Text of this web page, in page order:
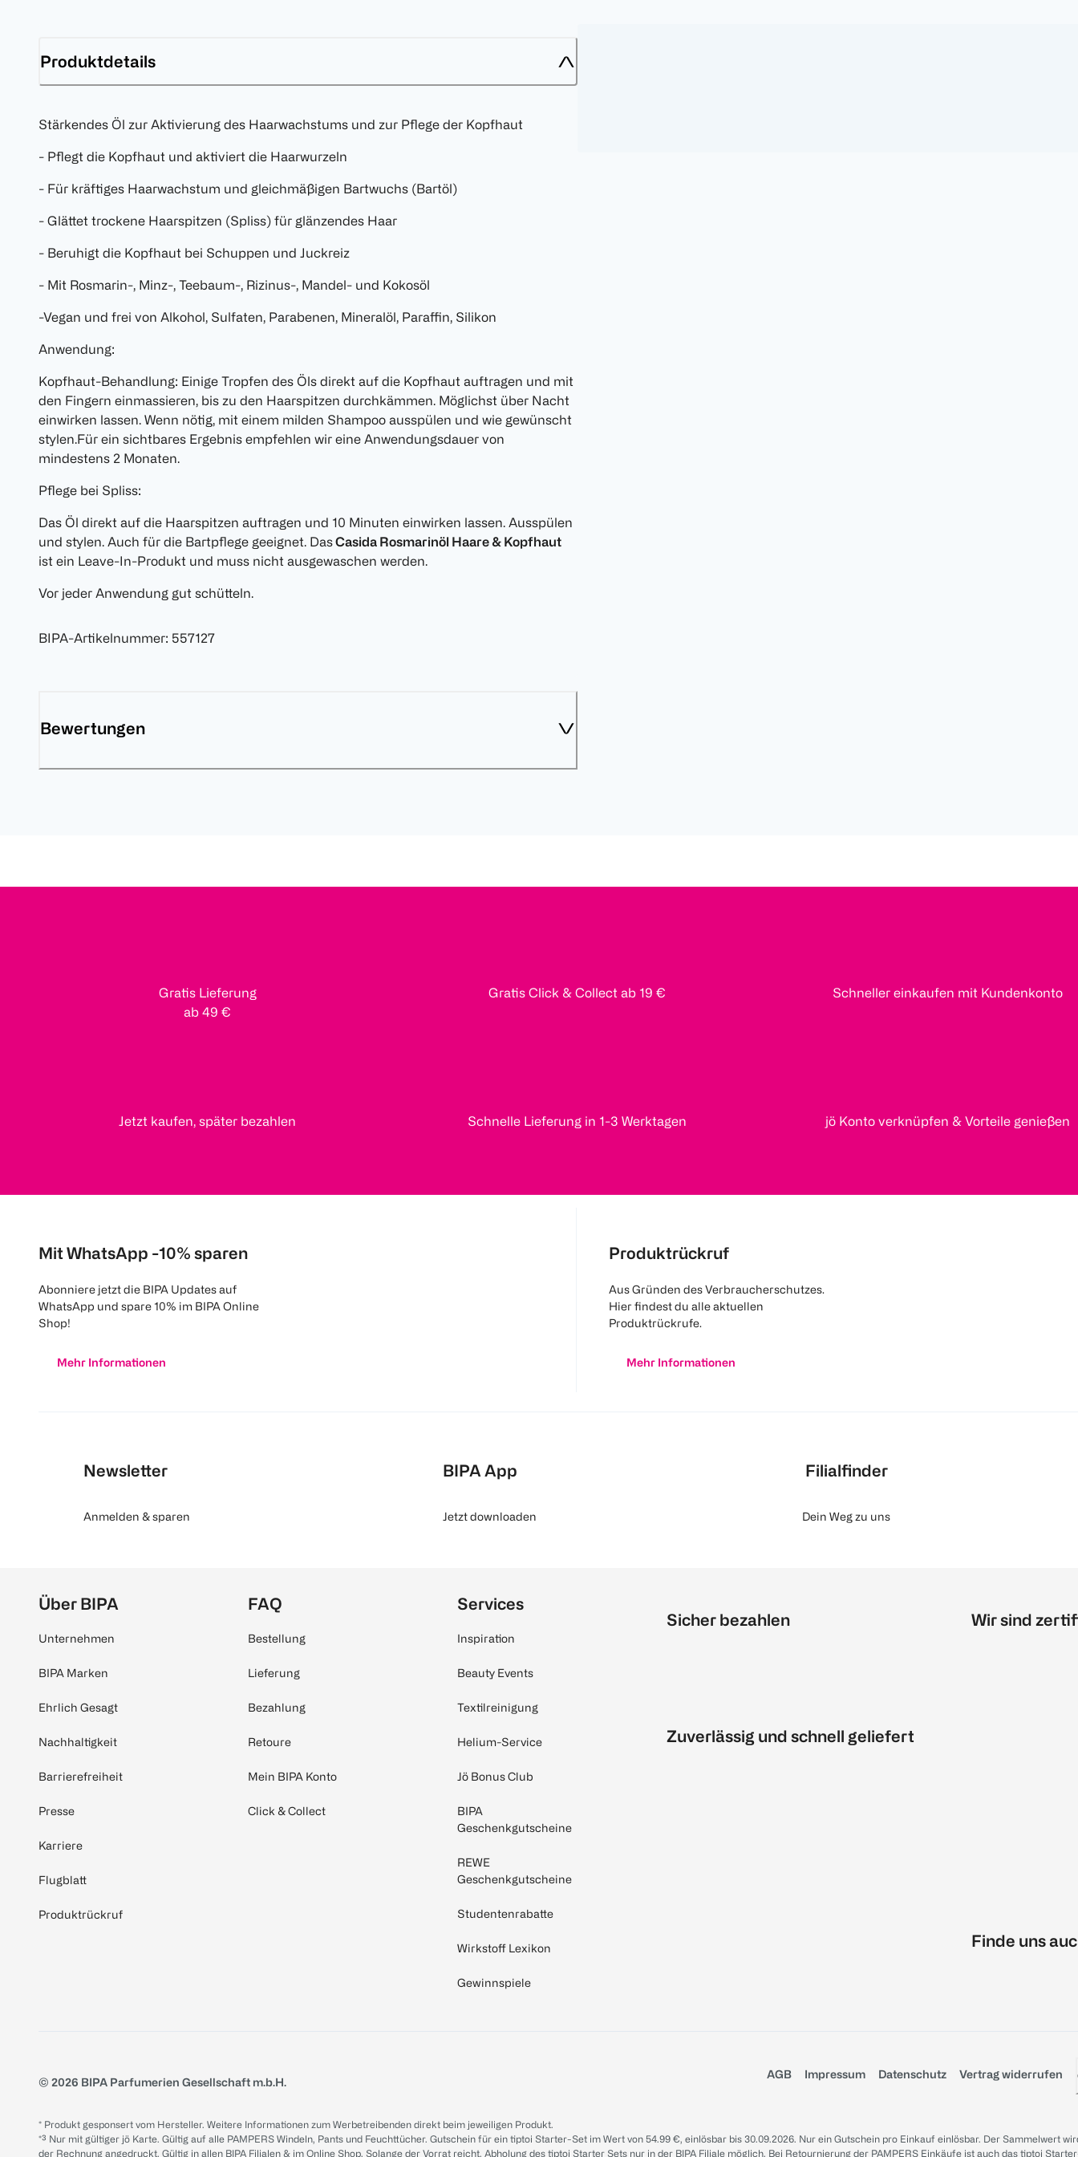
Produktdetails
Stärkendes Öl zur Aktivierung des Haarwachstums und zur Pflege der Kopfhaut
- Pflegt die Kopfhaut und aktiviert die Haarwurzeln
- Für kräftiges Haarwachstum und gleichmäßigen Bartwuchs (Bartöl)
- Glättet trockene Haarspitzen (Spliss) für glänzendes Haar
- Beruhigt die Kopfhaut bei Schuppen und Juckreiz
- Mit Rosmarin-, Minz-, Teebaum-, Rizinus-, Mandel- und Kokosöl
-Vegan und frei von Alkohol, Sulfaten, Parabenen, Mineralöl, Paraffin, Silikon
Anwendung:
Kopfhaut-Behandlung: Einige Tropfen des Öls direkt auf die Kopfhaut auftragen und mit
den Fingern einmassieren, bis zu den Haarspitzen durchkämmen. Möglichst über Nacht
einwirken lassen. Wenn nötig, mit einem milden Shampoo ausspülen und wie gewünscht
stylen.Für ein sichtbares Ergebnis empfehlen wir eine Anwendungsdauer von
mindestens 2 Monaten.
Pflege bei Spliss:
Das Öl direkt auf die Haarspitzen auftragen und 10 Minuten einwirken lassen. Ausspülen
und stylen. Auch für die Bartpflege geeignet. DasCasida Rosmarinöl Haare & Kopfhaut
ist ein Leave-In-Produkt und muss nicht ausgewaschen werden.
Vor jeder Anwendung gut schütteln.
BIPA-Artikelnummer: 557127
Bewertungen
Gratis Lieferung
ab 49 €
Gratis Click & Collect ab 19 € Schneller einkaufen mit Kundenkonto
Jetzt kaufen, später bezahlen Schnelle Lieferung in 1-3 Werktagen jö Konto verknüpfen & Vorteile genießen
Mit WhatsApp -10% sparen
Abonniere jetzt die BIPA Updates auf
WhatsApp und spare 10% im BIPA Online
Shop!
Mehr Informationen
Produktrückruf
Aus Gründen des Verbraucherschutzes.
Hier findest du alle aktuellen
Produktrückrufe.
Mehr Informationen
Newsletter
Anmelden & sparen
BIPA App
Jetzt downloaden
Filialfinder
Dein Weg zu uns
Über BIPA
Unternehmen
BIPA Marken
Ehrlich Gesagt
Nachhaltigkeit
Barrierefreiheit
Presse
Karriere
Flugblatt
Produktrückruf
FAQ
Bestellung
Lieferung
Bezahlung
Retoure
Mein BIPA Konto
Click & Collect
Services
Inspiration
Beauty Events
Textilreinigung
Helium-Service
Jö Bonus Club
BIPA
Geschenkgutscheine
REWE
Geschenkgutscheine
Studentenrabatte
Wirkstoff Lexikon
Gewinnspiele
Sicher bezahlen
Zuverlässig und schnell geliefert
Wir sind
Finde uns
© 2026 BIPA Parfumerien Gesellschaft m.b.H.
AGB Impressum Datenschutz Vertrag widerrufen
* Produkt gesponsert vom Hersteller. Weitere Informationen zum Werbetreibenden direkt beim jeweiligen Produkt.
*³ Nur mit gültiger jö Karte. Gültig auf alle PAMPERS Windeln, Pants und Feuchttücher. Gutschein für ein tiptoi Starter-Set im Wert von 54.99 €, einlösbar bis 30.09.2026. Nur ein Gutschein pro Einkauf einlösbar. Der Sammelwert
der Rechnung angedruckt. Gültig in allen BIPA Filialen & im Online Shop. Solange der Vorrat reicht. Abholung des tiptoi Starter Sets nur in der BIPA Filiale möglich. Bei Retournierung der PAMPERS Einkäufe ist auch das tiptoi